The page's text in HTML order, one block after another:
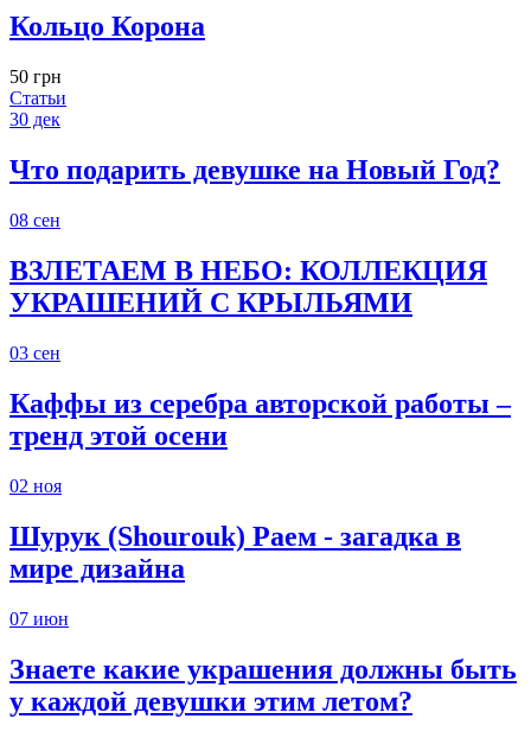
Кольцо Корона
50 грн
Статьи
30 дек
Что подарить девушке на Новый Год?
08 сен
ВЗЛЕТАЕМ В НЕБО: КОЛЛЕКЦИЯ
УКРАШЕНИЙ С КРЫЛЬЯМИ
03 сен
Каффы из серебра авторской работы –
тренд этой осени
02 ноя
Шурук (Shourouk) Раем - загадка в
мире дизайна
07 июн
Знаете какие украшения должны быть
у каждой девушки этим летом?